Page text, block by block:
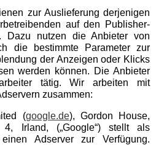
zur Auslieferung derjenigen
auf den Publisher-
Dazu nutzen die Anbieter von
die bestimmte Parameter zur
der Anzeigen oder Klicks
werden können. Die Anbieter
tätig. Wir arbeiten mit
zusammen:
(google.de), Gordon House,
Irland, („Google“) stellt als
einen Adserver zur Verfügung.